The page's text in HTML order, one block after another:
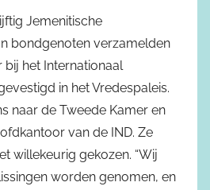
Jemenitische
bondgenoten verzamelden
bij het Internationaal
in het Vredespaleis.
naar de Tweede Kamer en
van de IND. Ze
willekeurig gekozen. “Wij
worden genomen, en